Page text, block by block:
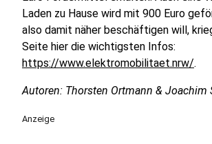
Laden zu Hause wird mit 900 Euro
also damit näher beschäftigen will,
Seite hier die wichtigsten Infos:
https://www.elektromobilitaet.nrw/.
Autoren: Thorsten Ortmann & Joachim
Anzeige